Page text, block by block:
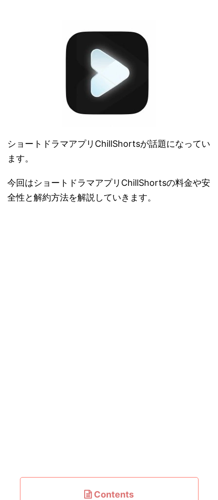
ショートドラマアプリChillShortsが話題になってい
ます。
今回はショートドラマアプリChillShortsの料金や安
全性と解約方法を解説していきます。
Contents